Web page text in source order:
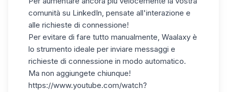
comunità su LinkedIn, pensate all'interazione e
alle richieste di connessione!
Per evitare di fare tutto manualmente, Waalaxy è
lo strumento ideale per inviare messaggi e
richieste di connessione in modo automatico.
Ma non aggiungete chiunque!
https://www.youtube.com/watch?